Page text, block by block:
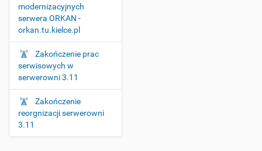
modernizacyjnych
serwera ORKAN -
orkan.tu.kielce.pl
Zakończenie prac
serwisowych w
serwerowni 3.11
Zakończenie
reorgnizacji serwerowni
3.11